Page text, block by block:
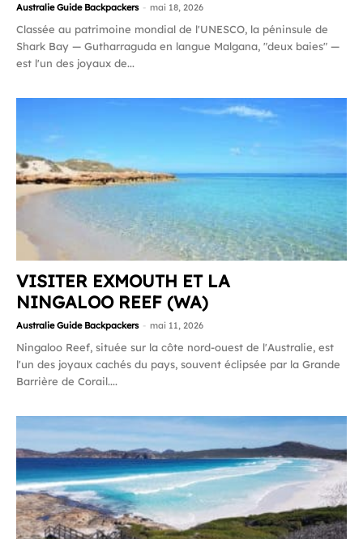
Australie Guide Backpackers - mai 18, 2026
Classée au patrimoine mondial de l'UNESCO, la péninsule de
Shark Bay — Gutharraguda en langue Malgana, "deux baies" —
est l'un des joyaux de...
VISITER EXMOUTH ET LA
NINGALOO REEF (WA)
Australie Guide Backpackers - mai 11, 2026
Ningaloo Reef, située sur la côte nord-ouest de l'Australie, est
l'un des joyaux cachés du pays, souvent éclipsée par la Grande
Barrière de Corail....